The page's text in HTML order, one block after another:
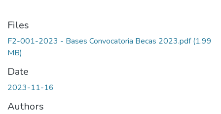
Files
F2-001-2023 - Bases Convocatoria Becas 2023.pdf(1.99
MB)
Date
2023-11-16
Authors